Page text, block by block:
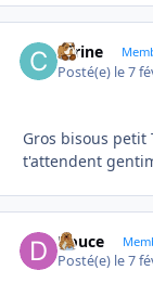
carine
Posté(e) le 7
Gros bisous
t'attendent
Douce
Posté(e) le 7